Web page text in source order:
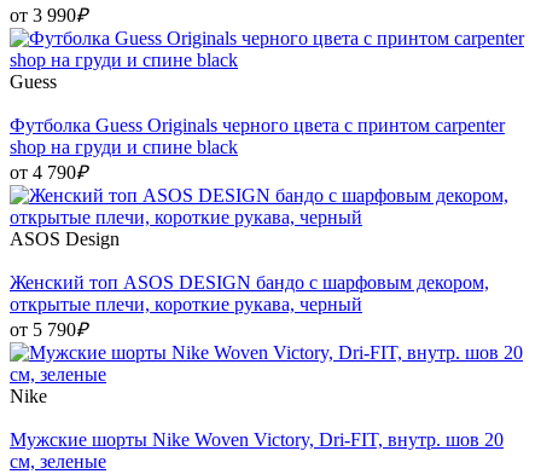
от 3 990₽
Guess
Футболка Guess Originals черного цвета с принтом carpenter
shop на груди и спине black
от 4 790₽
ASOS Design
Женский топ ASOS DESIGN бандо с шарфовым декором,
открытые плечи, короткие рукава, черный
от 5 790₽
Nike
Мужские шорты Nike Woven Victory, Dri-FIT, внутр. шов 20
см, зеленые